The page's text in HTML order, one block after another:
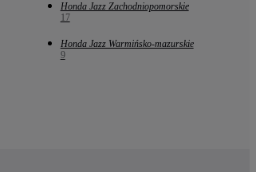
Honda Jazz Zachodniopomorskie
17
Honda Jazz Warmińsko-mazurskie
9